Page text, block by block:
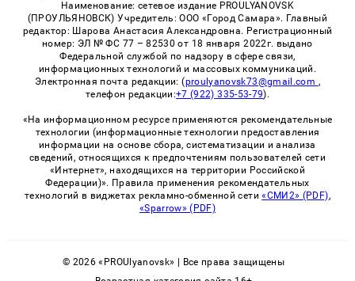
Наименование: сетевое издание PROULYANOVSK
(ПРОУЛЬЯНОВСК) Учредитель: ООО «Город Самара». Главный
редактор: Шарова Анастасия Александровна. Регистрационный
номер: ЭЛ № ФС 77 – 82530 от 18 января 2022г. выдано
Федеральной службой по надзору в сфере связи,
информационных технологий и массовых коммуникаций.
Электронная почта редакции: (proulyanovsk73@gmail.com ,
телефон редакции:+7 (922) 335-53-79).
«На информационном ресурсе применяются рекомендательные
технологии (информационные технологии предоставления
информации на основе сбора, систематизации и анализа
сведений, относящихся к предпочтениям пользователей сети
«Интернет», находящихся на территории Российской
Федерации)». Правила применения рекомендательных
технологий в виджетах рекламно-обменной сети«СМИ2» (PDF),
«Sparrow» (PDF)
© 2026 «PROUlyanovsk» | Все права защищены